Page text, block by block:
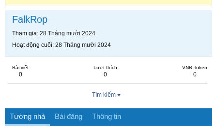
FalkRop
Tham gia 28 Tháng mười 2024
Hoạt động cuối 28 Tháng mười 2024
Bài viết
0
Lượt thích
0
VNB Token
0
Tìm kiếm
Tường nhà Bài đăng Thông tin